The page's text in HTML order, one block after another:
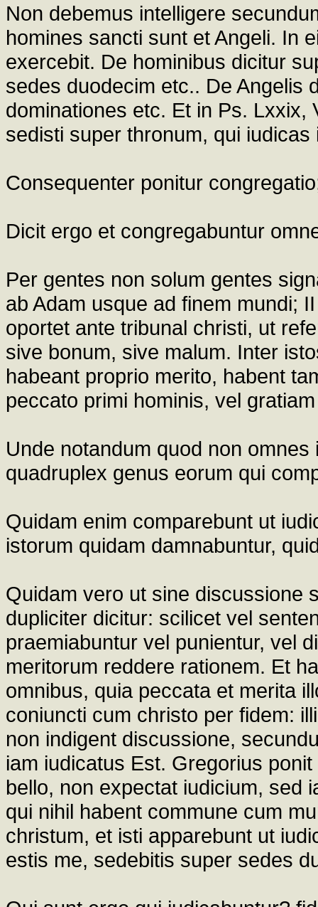
Non debemus intelligere
homines sancti sunt et Angeli. In
exercebit. De hominibus dicitur
sedes duodecim etc.. De Angelis
dominationes etc. Et in Ps. Lxxix,
sedisti super thronum, qui iudicas
Consequenter ponitur
Dicit ergo et congregabuntur
Per gentes non solum gentes
ab Adam usque ad finem mundi;
oportet ante tribunal christi, ut
sive bonum, sive malum. Inter
habeant proprio merito, habent
peccato primi hominis, vel
Unde notandum quod non
quadruplex genus eorum qui
Quidam enim comparebunt ut
istorum quidam damnabuntur,
Quidam vero ut sine discussione
dupliciter dicitur: scilicet vel
praemiabuntur vel punientur, vel
meritorum reddere rationem. Et
omnibus, quia peccata et merita
coniuncti cum christo per fidem:
non indigent discussione,
iam iudicatus Est. Gregorius
bello, non expectat iudicium, sed
qui nihil habent commune cum
christum, et isti apparebunt ut
estis me, sedebitis super sedes